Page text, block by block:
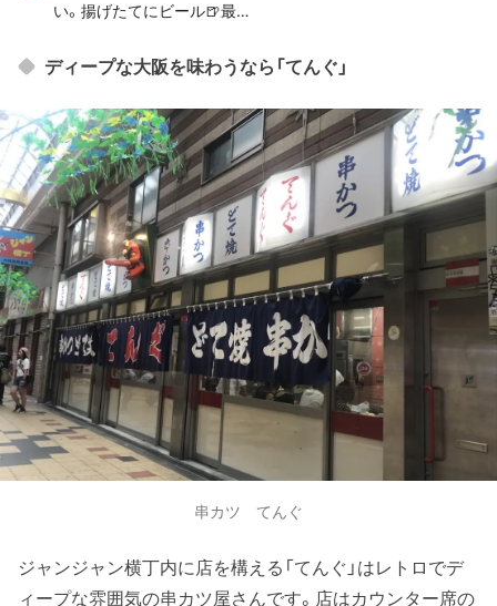
い。揚げたてにビール🍺最
ディープな大阪を味わうなら「てんぐ」
串カツ てんぐ
ジャンジャン横丁内に店を構える「てんぐ」はレトロでデ
ィープな雰囲気の串カツ屋さんです。店はカウンター席の